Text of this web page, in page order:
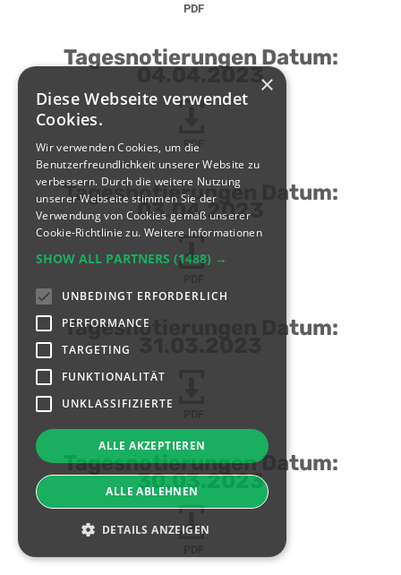
PDF
Tagesnotierungen Datum:
04.04.2023
PDF
Tagesnotierungen Datum:
03.04.2023
Tagesnotierungen Datum:
Tagesnotierungen Datum:
30.03.2023
×
Diese Webseite verwendet
Cookies.
Wir verwenden Cookies, um die
Benutzerfreundlichkeit unserer Website zu
verbessern. Durch die weitere Nutzung
unserer Webseite stimmen Sie der
Verwendung von Cookies gemäß unserer
Cookie-Richtlinie zu. Weitere Informationen
SHOW ALL PARTNERS (1488) →
UNBEDINGT ERFORDERLICH
PERFORMANCE
TARGETING
FUNKTIONALITÄT
UNKLASSIFIZIERTE
ALLE AKZEPTIEREN
ALLE ABLEHNEN
DETAILS ANZEIGEN